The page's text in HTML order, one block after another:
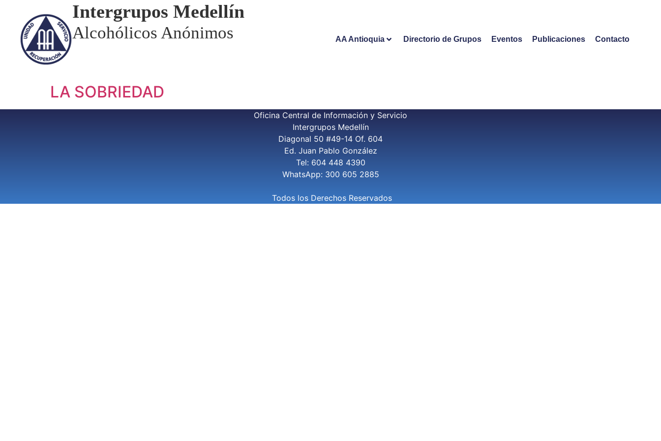
Intergrupos Medellín
Alcohólicos Anónimos AA Antioquia Directorio de Grupos Eventos Publicaciones Contacto
LA SOBRIEDAD
Oficina Central de Información y Servicio
Intergrupos Medellín
Diagonal 50 #49-14 Of. 604
Ed. Juan Pablo González
Tel: 604 448 4390
WhatsApp: 300 605 2885
Todos los Derechos Reservados